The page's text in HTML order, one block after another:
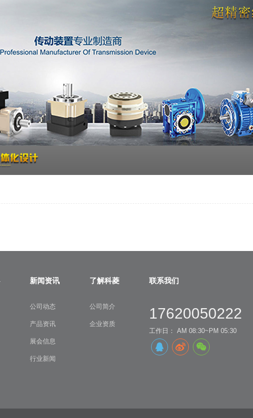
新闻资讯
公司动态
产品资讯
展会信息
行业新闻
了解科菱
公司简介
企业资质
联系我们
17620050222
工作日： AM 08:30~PM 05:30